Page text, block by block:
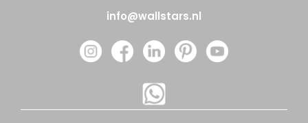
info@wallstars.nl